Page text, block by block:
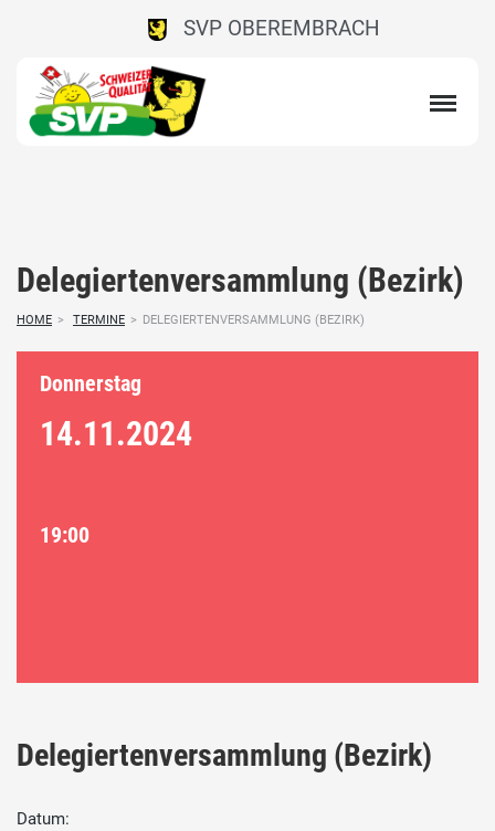
SVP OBEREMBRACH
Delegiertenversammlung (Bezirk)
HOME > TERMINE > DELEGIERTENVERSAMMLUNG (BEZIRK)
Donnerstag
14.11.2024
19:00
Delegiertenversammlung (Bezirk)
Datum: